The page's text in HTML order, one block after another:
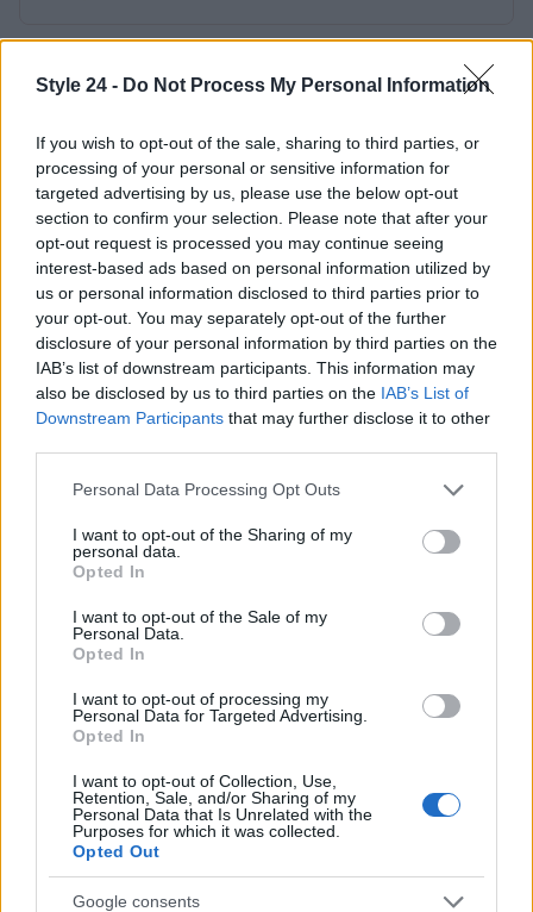
Style 24 - Do Not Process My Personal Information
If you wish to opt-out of the sale, sharing to third parties, or
processing of your personal or sensitive information for
targeted advertising by us, please use the below opt-out
section to confirm your selection. Please note that after your
opt-out request is processed you may continue seeing
interest-based ads based on personal information utilized by
us or personal information disclosed to third parties prior to
your opt-out. You may separately opt-out of the further
disclosure of your personal information by third parties on the
IAB’s list of downstream participants. This information may
also be disclosed by us to third parties on the IAB’s List of
Downstream Participants that may further disclose it to other
Please note that this website/app uses one or more Google
not limited to your visit or usage behaviour. You may click to
grant or deny consent to Google and its third-party tags to
use your data for below specified purposes in below Google
consent section.
Personal Data Processing Opt Outs
I want to opt-out of the Sharing of my
personal data.
Opted In
I want to opt-out of the Sale of my
Personal Data.
Opted In
I want to opt-out of processing my
Personal Data for Targeted Advertising.
Opted In
I want to opt-out of Collection, Use,
Retention, Sale, and/or Sharing of my
Personal Data that Is Unrelated with the
Purposes for which it was collected.
Opted Out
Google consents
Continua a leggere
LIFESTYLE